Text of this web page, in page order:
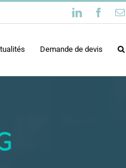
LinkedIn
Demande de devis